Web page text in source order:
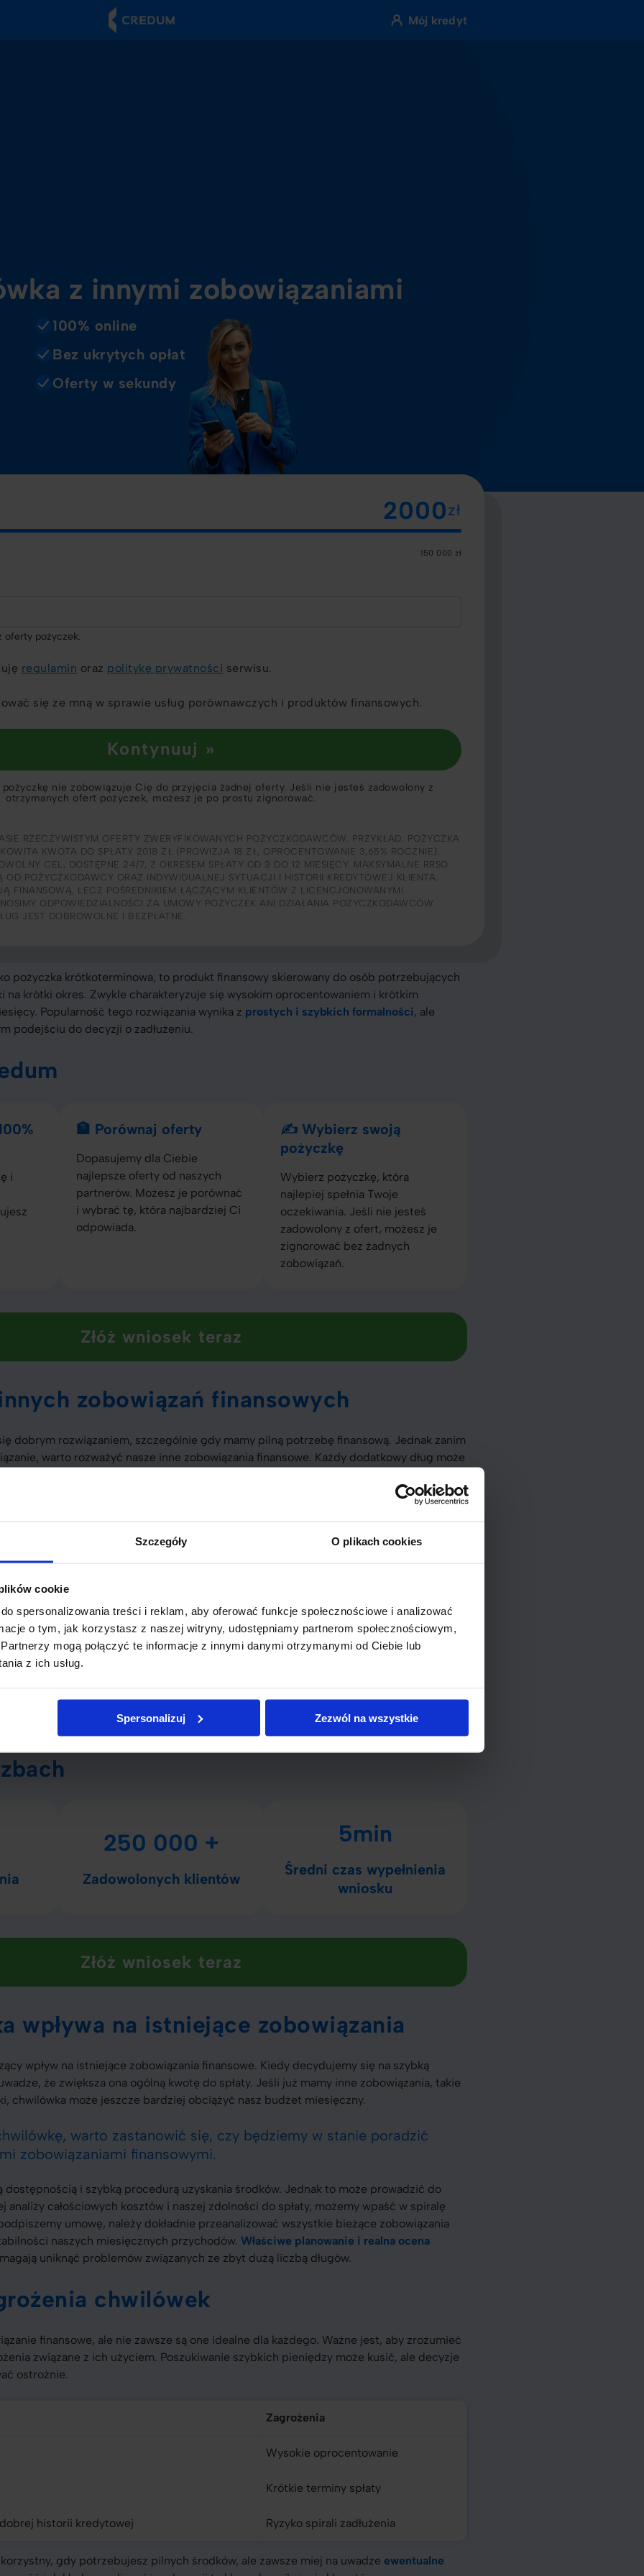
Szczegóły O plikach cookies
cookie
spersonalizowania treści i reklam, aby oferować funkcje społecznościowe i analizować
o tym, jak korzystasz z naszej witryny, udostępniamy partnerom społecznościowym,
mogą połączyć te informacje z innymi danymi otrzymanymi od Ciebie lub
z ich usług.
Spersonalizuj Zezwól na wszystkie
Mój kredyt
z innymi zobowiązaniami
100% online
Bez ukrytych opłat
Oferty w sekundy
zł
150 000 zł
oferty pożyczek.
regulamin oraz politykę prywatności serwisu.
się ze mną w sprawie usług porównawczych i produktów finansowych.
Kontynuuj »
pożyczkę nie zobowiązuje Cię do przyjęcia żadnej oferty. Jeśli nie jesteś zadowolony z
otrzymanych ofert pożyczek, możesz je po prostu zignorować.
RZECZYWISTYM OFERTY ZWERYFIKOWANYCH POŻYCZKODAWCÓW. PRZYKŁAD: POŻYCZKA
KWOTA DO SPŁATY 2018 ZŁ (PROWIZJA 18 ZŁ, OPROCENTOWANIE 3,65% ROCZNIE).
CEL, DOSTĘPNE 24/7, Z OKRESEM SPŁATY OD 3 DO 12 MIESIĘCY. MAKSYMALNE RRSO
OD POŻYCZKODAWCY ORAZ INDYWIDUALNEJ SYTUACJI I HISTORII KREDYTOWEJ KLIENTA.
FINANSOWĄ, LECZ POŚREDNIKIEM ŁĄCZĄCYM KLIENTÓW Z LICENCJONOWANYMI
ODPOWIEDZIALNOŚCI ZA UMOWY POŻYCZEK ANI DZIAŁANIA POŻYCZKODAWCÓW.
JEST DOBROWOLNE I BEZPŁATNE.
pożyczka krótkoterminowa, to produkt finansowy skierowany do osób potrzebujących
na krótki okres. Zwykle charakteryzuje się wysokim oprocentowaniem i krótkim
Popularność tego rozwiązania wynika z prostych i szybkich formalności, ale
podejściu do decyzji o zadłużeniu.
i
🏦 Porównaj oferty
Dopasujemy dla Ciebie
najlepsze oferty od naszych
partnerów. Możesz je porównać
i wybrać tę, która najbardziej Ci
odpowiada.
✍️ Wybierz swoją
pożyczkę
Wybierz pożyczkę, która
najlepiej spełnia Twoje
oczekiwania. Jeśli nie jesteś
zadowolony z ofert, możesz je
zignorować bez żadnych
zobowiązań.
Złóż wniosek teraz
zobowiązań finansowych
dobrym rozwiązaniem, szczególnie gdy mamy pilną potrzebę finansową. Jednak zanim
warto rozważyć nasze inne zobowiązania finansowe. Każdy dodatkowy dług może
to największe zobowiązanie, które trwa wiele lat. Comiesięczna rata może znacząco
miesięczne obciążenie. Zrozumienie kosztów tego typu kredytów jest kluczowe
warto zastanowić się, jak obecne zobowiązania wpłyną na naszą zdolność do
Ocena tych czynników pozwoli uniknąć problemów finansowych w przyszłości.
250 000 +
Zadowolonych klientów
5min
Średni czas wypełnienia
wniosku
Złóż wniosek teraz
wpływa na istniejące zobowiązania
wpływ na istniejące zobowiązania finansowe. Kiedy decydujemy się na szybką
że zwiększa ona ogólną kwotę do spłaty. Jeśli już mamy inne zobowiązania, takie
chwilówka może jeszcze bardziej obciążyć nasz budżet miesięczny.
warto zastanowić się, czy będziemy w stanie poradzić
zobowiązaniami finansowymi.
dostępnością i szybką procedurą uzyskania środków. Jednak to może prowadzić do
analizy całościowych kosztów i naszej zdolności do spłaty, możemy wpaść w spiralę
umowę, należy dokładnie przeanalizować wszystkie bieżące zobowiązania
naszych miesięcznych przychodów. Właściwe planowanie i realna ocena
uniknąć problemów związanych ze zbyt dużą liczbą długów.
chwilówek
finansowe, ale nie zawsze są one idealne dla każdego. Ważne jest, aby zrozumieć
związane z ich użyciem. Poszukiwanie szybkich pieniędzy może kusić, ale decyzje
ostrożnie.
Zagrożenia
Wysokie oprocentowanie
Krótkie terminy spłaty
historii kredytowej Ryzyko spirali zadłużenia
gdy potrzebujesz pilnych środków, ale zawsze miej na uwadze ewentualne